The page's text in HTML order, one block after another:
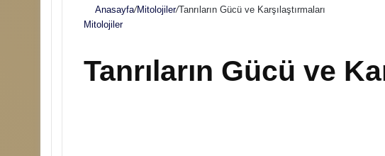
Anasayfa/Mitolojiler/Tanrıların Gücü ve Karşılaştırmaları
Mitolojiler
Tanrıların Gücü ve